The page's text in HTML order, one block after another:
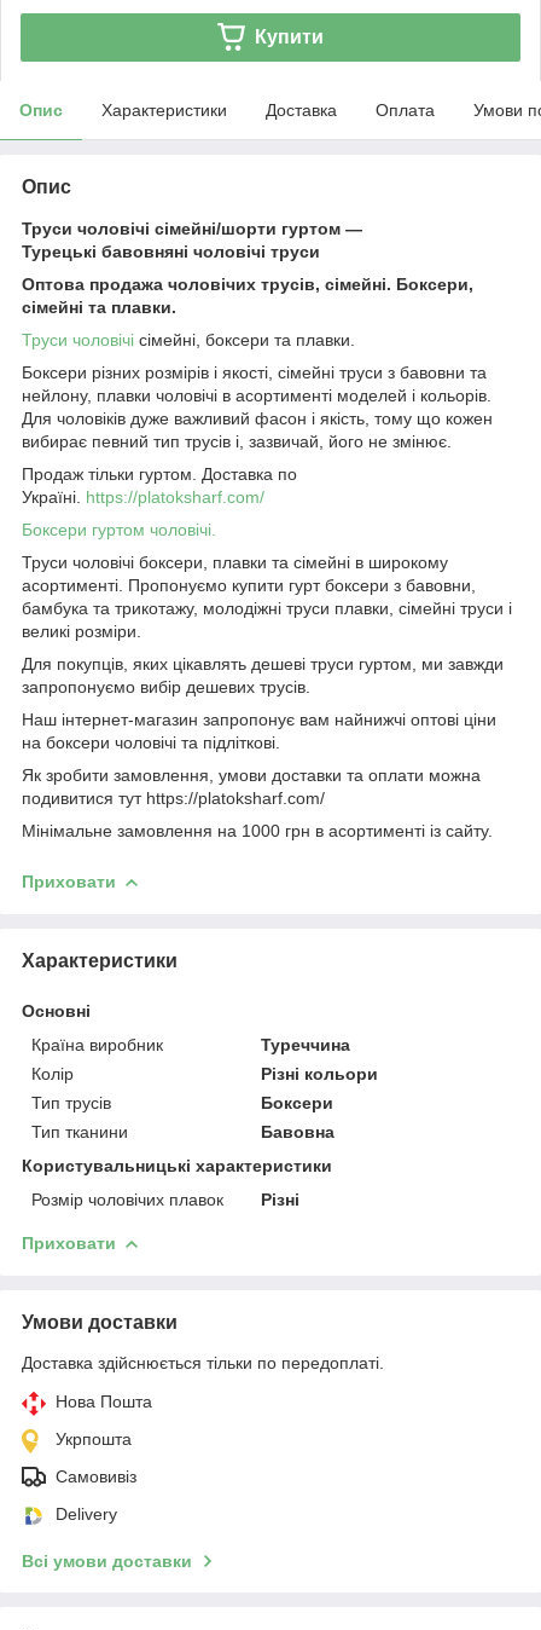
Купити
Опис Характеристики Доставка Оплата Умови
Опис
Труси чоловічі сімейні/шорти гуртом —
Турецькі бавовняні чоловічі труси
Оптова продажа чоловічих трусів, сімейні. Боксери,
сімейні та плавки.
Труси чоловічі сімейні, боксери та плавки.
Боксери різних розмірів і якості, сімейні труси з бавовни та
нейлону, плавки чоловічі в асортименті моделей і кольорів.
Для чоловіків дуже важливий фасон і якість, тому що кожен
вибирає певний тип трусів і, зазвичай, його не змінює.
Продаж тільки гуртом. Доставка по
Україні. https://platoksharf.com/
Боксери гуртом чоловічі.
Труси чоловічі боксери, плавки та сімейні в широкому
асортименті. Пропонуємо купити гурт боксери з бавовни,
бамбука та трикотажу, молодіжні труси плавки, сімейні труси і
великі розміри.
Для покупців, яких цікавлять дешеві труси гуртом, ми завжди
запропонуємо вибір дешевих трусів.
Наш інтернет-магазин запропонує вам найнижчі оптові ціни
на боксери чоловічі та підліткові.
Як зробити замовлення, умови доставки та оплати можна
подивитися тут https://platoksharf.com/
Мінімальне замовлення на 1000 грн в асортименті із сайту.
Приховати
Характеристики
Основні
Країна виробник
Туреччина
Колір
Різні кольори
Тип трусів
Боксери
Тип тканини
Бавовна
Користувальницькі характеристики
Розмір чоловічих плавок
Різні
Приховати
Умови доставки
Доставка здійснюється тільки по передоплаті.
Нова Пошта
Укрпошта
Самовивіз
Delivery
Всі умови доставки